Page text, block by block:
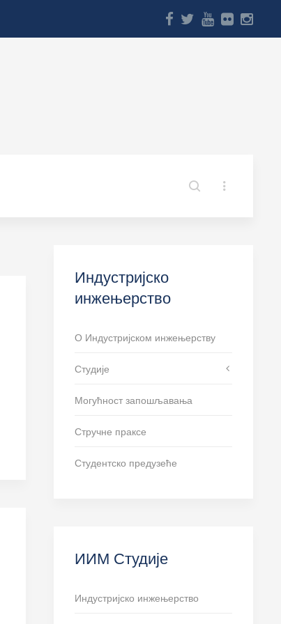
Индустријско
инжењерство
О Индустријском инжењерству
Студије
Могућност запошљавања
Стручне праксе
Студентско предузеће
ИИМ Студије
Индустријско инжењерство